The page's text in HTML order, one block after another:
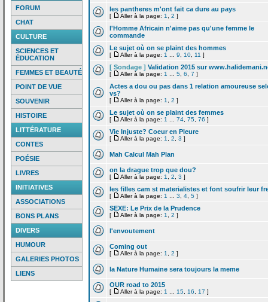
FORUM
CHAT
CULTURE
SCIENCES ET
ÉDUCATION
FEMMES ET BEAUTÉ
POINT DE VUE
SOUVENIR
HISTOIRE
LITTÉRATURE
CONTES
POÉSIE
LIVRES
INITIATIVES
ASSOCIATIONS
BONS PLANS
DIVERS
HUMOUR
GALERIES PHOTOS
LIENS
les pantheres m'ont fait ca dure au pays
[ Aller à la page: 1 2 ]
l'Homme Africain n'aime pas qu'une femme le
commande
Le sujet où on se plaint des hommes
[ Aller à la page: 1 9 10 11 ]
[ Sondage ] Validation 2015 sur
[ Aller à la page: 1 5 6 7 ]
Actes a dou ou pas dans 1 relation amoureuse
vs?
[ Aller à la page: 1 2 ]
Le sujet où on se plaint des femmes
[ Aller à la page: 1 74 75 76 ]
Vie Injuste? Coeur en Pleure
[ Aller à la page: 1 2 3 ]
Mah Calcul Mah Plan
on la drague trop que dou?
[ Aller à la page: 1 2 3 ]
les filles cam st materialistes et font soufrir leur
[ Aller à la page: 1 3 4 5 ]
SEXE: Le Prix de la Prudence
[ Aller à la page: 1 2 ]
l'envoutement
Coming out
[ Aller à la page: 1 2 ]
la Nature Humaine sera toujours la meme
OUR road to 2015
[ Aller à la page: 1 15 16 17 ]